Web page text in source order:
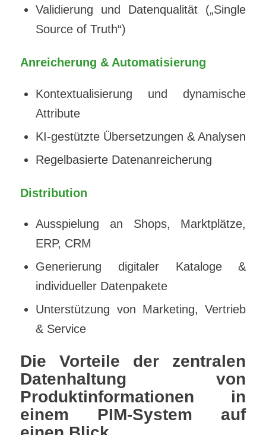
Validierung und Datenqualität („Single
Source of Truth“)
Anreicherung & Automatisierung
Kontextualisierung und dynamische
Attribute
KI-gestützte Übersetzungen & Analysen
Regelbasierte Datenanreicherung
Distribution
Ausspielung an Shops, Marktplätze,
ERP, CRM
Generierung digitaler Kataloge &
individueller Datenpakete
Unterstützung von Marketing, Vertrieb
& Service
Die Vorteile der zentralen
Datenhaltung von
Produktinformationen in
einem PIM-System auf